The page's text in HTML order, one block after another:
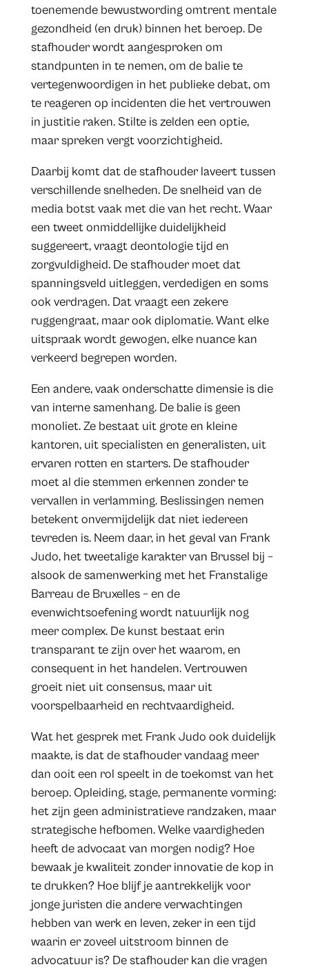
toenemende bewustwording omtrent mentale
gezondheid (en druk) binnen het beroep. De
stafhouder wordt aangesproken om
standpunten in te nemen, om de balie te
vertegenwoordigen in het publieke debat, om
te reageren op incidenten die het vertrouwen
in justitie raken. Stilte is zelden een optie,
maar spreken vergt voorzichtigheid.
Daarbij komt dat de stafhouder laveert tussen
verschillende snelheden. De snelheid van de
media botst vaak met die van het recht. Waar
een tweet onmiddellijke duidelijkheid
suggereert, vraagt deontologie tijd en
zorgvuldigheid. De stafhouder moet dat
spanningsveld uitleggen, verdedigen en soms
ook verdragen. Dat vraagt een zekere
ruggengraat, maar ook diplomatie. Want elke
uitspraak wordt gewogen, elke nuance kan
verkeerd begrepen worden.
Een andere, vaak onderschatte dimensie is die
van interne samenhang. De balie is geen
monoliet. Ze bestaat uit grote en kleine
kantoren, uit specialisten en generalisten, uit
ervaren rotten en starters. De stafhouder
moet al die stemmen erkennen zonder te
vervallen in verlamming. Beslissingen nemen
betekent onvermijdelijk dat niet iedereen
tevreden is. Neem daar, in het geval van Frank
Judo, het tweetalige karakter van Brussel bij –
alsook de samenwerking met het Franstalige
Barreau de Bruxelles – en de
evenwichtsoefening wordt natuurlijk nog
meer complex. De kunst bestaat erin
transparant te zijn over het waarom, en
consequent in het handelen. Vertrouwen
groeit niet uit consensus, maar uit
voorspelbaarheid en rechtvaardigheid.
Wat het gesprek met Frank Judo ook duidelijk
maakte, is dat de stafhouder vandaag meer
dan ooit een rol speelt in de toekomst van het
beroep. Opleiding, stage, permanente vorming:
het zijn geen administratieve randzaken, maar
strategische hefbomen. Welke vaardigheden
heeft de advocaat van morgen nodig? Hoe
bewaak je kwaliteit zonder innovatie de kop in
te drukken? Hoe blijf je aantrekkelijk voor
jonge juristen die andere verwachtingen
hebben van werk en leven, zeker in een tijd
waarin er zoveel uitstroom binnen de
advocatuur is? De stafhouder kan die vragen